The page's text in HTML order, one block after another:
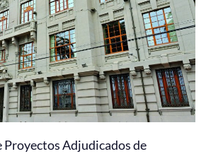
Proyectos Adjudicados de